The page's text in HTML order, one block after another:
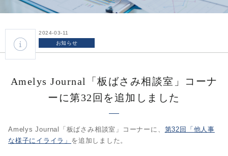
2024-03-11
お知らせ
Amelys Journal「板ばさみ相談室」コーナ
ーに第32回を追加しました
Amelys Journal「板ばさみ相談室」コーナーに、 第32回「他人事
な様子にイライラ」 を追加しました。